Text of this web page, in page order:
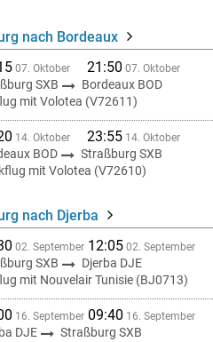
nach Bordeaux
07. Oktober 21:50 07. Oktober
SXB
Bordeaux BOD
mit Volotea (V72611)
14. Oktober 23:55 14. Oktober
BOD
Straßburg SXB
mit Volotea (V72610)
nach Djerba
02. September 12:05 02. September
SXB
Djerba DJE
mit Nouvelair Tunisie (BJ0713)
16. September 09:40 16. September
DJE
Straßburg SXB